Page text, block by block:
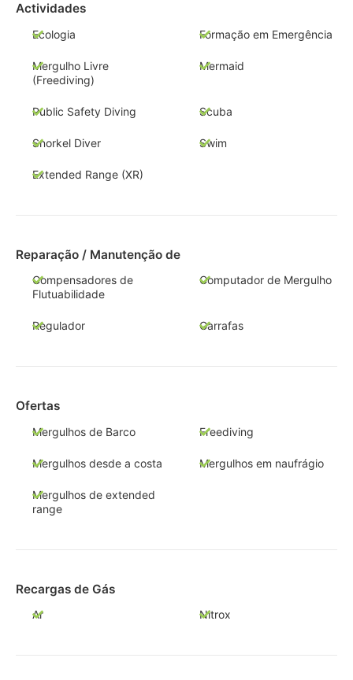
Actividades
Ecologia Formação em Emergência
Mergulho Livre
(Freediving)
Mermaid
Public Safety Diving Scuba
Snorkel Diver Swim
Extended Range (XR)
Reparação / Manutenção de
Compensadores de
Flutuabilidade
Computador de Mergulho
Regulador Garrafas
Ofertas
Mergulhos de Barco Freediving
Mergulhos desde a costa Mergulhos em naufrágio
Mergulhos de extended
range
Recargas de Gás
Ar Nitrox